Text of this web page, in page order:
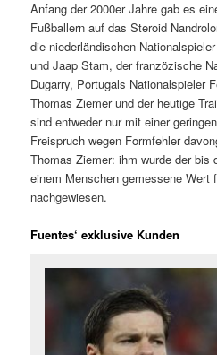
Anfang der 2000er Jahre gab es
Fußballern auf das Steroid
die niederländischen
und Jaap Stam, der franzözische
Dugarry, Portugals Nationalspieler
Thomas Ziemer und der heutige
sind entweder nur mit einer
Freispruch wegen Formfehler
Thomas Ziemer: ihm wurde der bis
einem Menschen gemessene Wert
nachgewiesen.
Fuentes‘ exklusive Kunden